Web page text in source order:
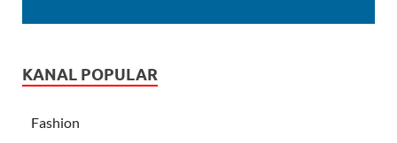
KANAL POPULAR
Fashion